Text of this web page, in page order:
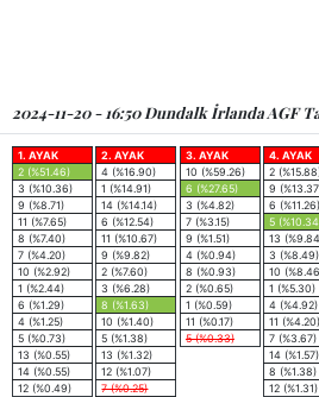
2024-11-20 - 16:50 Dundalk İrlanda AGF
1. AYAK
2 (%51.46)
3 (%10.36)
9 (%8.71)
11 (%7.65)
8 (%7.40)
7 (%4.20)
10 (%2.92)
1 (%2.44)
6 (%1.29)
4 (%1.25)
5 (%0.73)
13 (%0.55)
14 (%0.55)
12 (%0.49)
2. AYAK
4 (%16.90)
1 (%14.91)
14 (%14.14)
6 (%12.54)
11 (%10.67)
9 (%9.82)
2 (%7.60)
3 (%6.28)
8 (%1.63)
10 (%1.40)
5 (%1.38)
13 (%1.32)
12 (%1.07)
7 (%0.25)
3. AYAK
10 (%59.26)
6 (%27.65)
3 (%4.82)
7 (%3.15)
9 (%1.51)
4 (%0.94)
8 (%0.93)
2 (%0.65)
1 (%0.59)
11 (%0.17)
5 (%0.33)
4. AYAK
2
9
6 (%11.26)
5
13
3 (%8.49)
10
1 (%5.30)
4 (%4.92)
11 (%4.20)
7 (%3.67)
14 (%1.57)
8 (%1.38)
12 (%1.31)